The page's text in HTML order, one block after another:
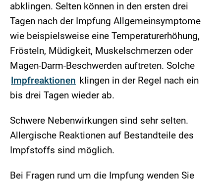
abklingen. Selten können in den ersten drei
Tagen nach der Impfung Allgemeinsymptome
wie beispielsweise eine Temperaturerhöhung,
Frösteln, Müdigkeit, Muskelschmerzen oder
Magen-Darm-Beschwerden auftreten. Solche
Impfreaktionen klingen in der Regel nach ein
bis drei Tagen wieder ab.
Schwere Nebenwirkungen sind sehr selten.
Allergische Reaktionen auf Bestandteile des
Impfstoffs sind möglich.
Bei Fragen rund um die Impfung wenden Sie